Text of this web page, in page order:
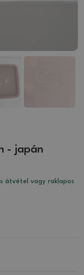
- japán
átvétel vagy raklapos